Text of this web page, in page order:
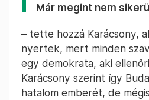
Már megint nem
– tette hozzá Karácsony,
nyertek, mert minden
egy demokrata, aki
Karácsony szerint így
hatalom emberét, de